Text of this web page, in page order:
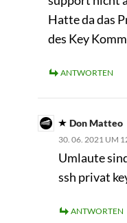
Hatte da das
des Key
ANTWORTEN
Don Matteo
30. 06. 2021 UM
Umlaute
ssh privat
ANTWORTEN